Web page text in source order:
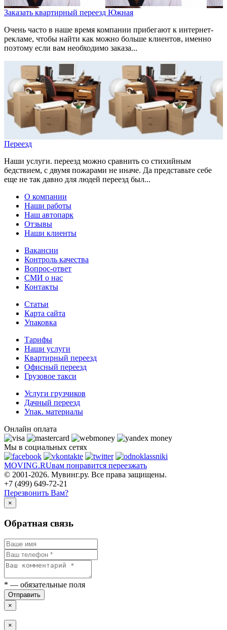
Заказать квартирный переезд Южная
Очень часто в наше время компании прибегают к интернет-
рекламе, чтобы найти как можно больше клиентов, именно
поэтому если вам необходимо заказа...
Переезд
Наши услуги. переезд можно сравнить со стихийным
бедствием, с двумя пожарами не иначе. Да представьте себе
еще не так давно для людей переезд был...
О компании
Наши работы
Наш автопарк
Отзывы
Наши клиенты
Вакансии
Контроль качества
Вопрос-ответ
СМИ о нас
Контакты
Статьи
Карта сайта
Упаковка
Тарифы
Наши услуги
Квартирный переезд
Офисный переезд
Грузовое такси
Услуги грузчиков
Дачный переезд
Упак. материалы
Онлайн оплата
Мы в социальных сетях
MOVING.RUвам понравится переезжать
© 2001-2026. Мувинг.ру. Все права защищены.
+7 (499) 649-72-21
Перезвонить Вам?
×
Обратная связь
* — обязательные поля
Отправить
×
×